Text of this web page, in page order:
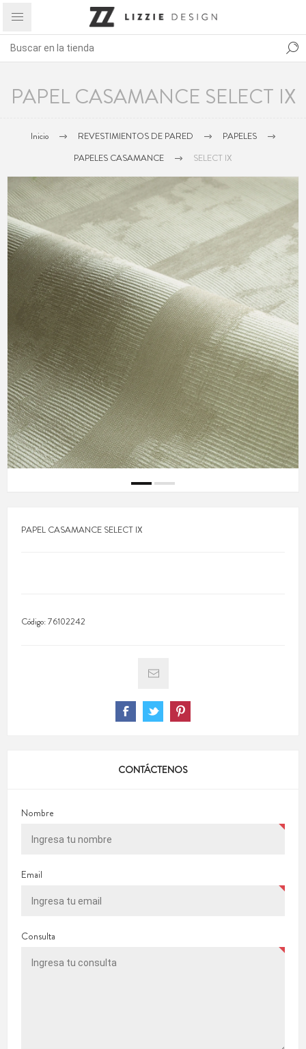
PAPEL CASAMANCE SELECT IX
Inicio REVESTIMIENTOS DE PARED
PAPELES
PAPELES CASAMANCE
SELECT IX
PAPEL CASAMANCE SELECT IX
Código:76102242
CONTÁCTENOS
Nombre
Email
Consulta